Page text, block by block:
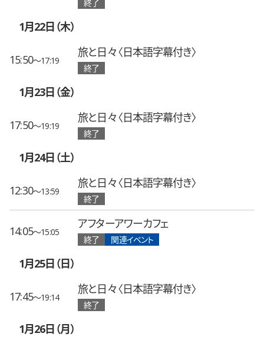
終了
1月22日（木）
15:50〜17:19
旅と日々〈日本語字幕付き〉
終了
1月23日（金）
17:50〜19:19
旅と日々〈日本語字幕付き〉
終了
1月24日（土）
12:30〜13:59
旅と日々〈日本語字幕付き〉
終了
14:05〜15:05
アフターアワーカフェ
終了 関連イベント
1月25日（日）
17:45〜19:14
旅と日々〈日本語字幕付き〉
終了
1月26日（月）